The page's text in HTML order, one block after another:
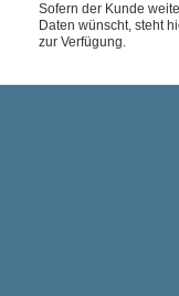
Sofern der Kunde
Daten wünscht, steht
zur Verfügung.